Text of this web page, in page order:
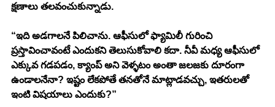
క్షణాలు తలవంచుకున్నాడు.
“ఇది అడగాలనే పిలిచాను. ఆఫీసులో ఫ్యామిలీ గురించి
ప్రస్తావించావంటే ఎందుకని తెలుసుకోవాలి కదా. నీవీ మధ్య ఆఫీసులో
ఎక్కువ గడపడం, క్యాంప్ అని వెళ్ళటం అంతా జలజకు దూరంగా
ఉండాలనేనా? ఇష్టం లేకపోతే తనతోనే మాట్లాడవచ్చు, ఇతరులతో
ఇంటి విషయాలు ఎందుకు?”